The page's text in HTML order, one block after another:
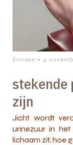
Enneke - 4
stekende
zijn
Jicht wordt
urinezuur in
lichaam zit, hoe